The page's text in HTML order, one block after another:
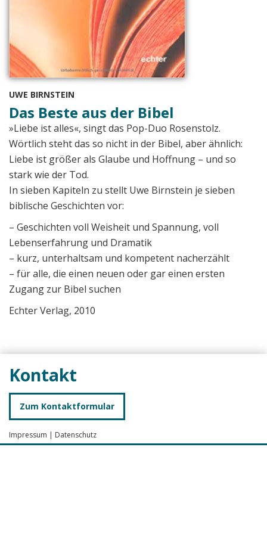
UWE BIRNSTEIN
Das Beste aus der Bibel
»Liebe ist alles«, singt das Pop-Duo Rosenstolz.
Wörtlich steht das so nicht in der Bibel, aber ähnlich:
Liebe ist größer als Glaube und Hoffnung – und so
stark wie der Tod.
In sieben Kapiteln zu stellt Uwe Birnstein je sieben
biblische Geschichten vor:
– Geschichten voll Weisheit und Spannung, voll
Lebenserfahrung und Dramatik
– kurz, unterhaltsam und kompetent nacherzählt
– für alle, die einen neuen oder gar einen ersten
Zugang zur Bibel suchen
Echter Verlag, 2010
Kontakt
Zum Kontaktformular
Impressum | Datenschutz